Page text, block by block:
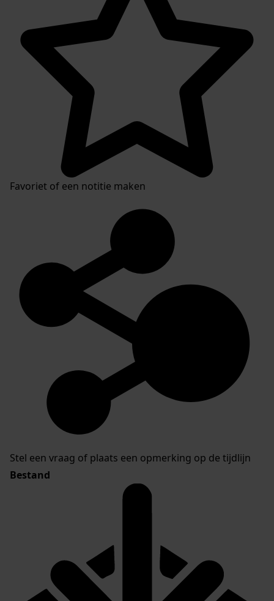
Favoriet of een notitie maken
Stel een vraag of plaats een opmerking op de tijdlijn
Bestand